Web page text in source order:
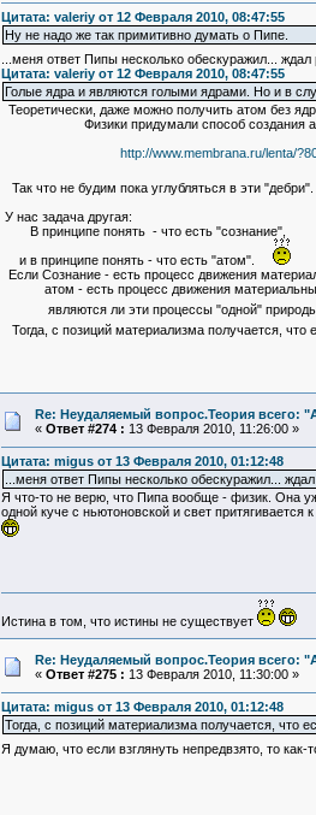
Цитата: valeriy от 12 Февраля 2010, 08:47:55
Ну не надо же так примитивно думать о Пипе.
...меня ответ Пипы несколько обескуражил...
Цитата: valeriy от 12 Февраля 2010, 08:47:55
Голые ядра и являются голыми ядрами. Но и в
Теоретически, даже можно получить атом без
Физики придумали способ создания
http://www.membrana.ru/lenta/
Так что не будим пока углубляться в эти
У нас задача другая:
В принципе понять - что есть "сознание",
и в принципе понять - что есть "атом".
Если Сознание - есть процесс движения
атом - есть процесс движения
являются ли эти процессы "одной"
Тогда, с позиций материализма получается,
Re: Неудаляемый вопрос.Теория всего:
« Ответ #274 : 13 Февраля 2010, 11:26:00 »
Цитата: migus от 13 Февраля 2010, 01:12:48
...меня ответ Пипы несколько обескуражил...
Я что-то не верю, что Пипа вообще - физик. Она
одной куче с ньютоновской и свет
Истина в том, что истины не существует
Re: Неудаляемый вопрос.Теория всего:
« Ответ #275 : 13 Февраля 2010, 11:30:00 »
Цитата: migus от 13 Февраля 2010, 01:12:48
Тогда, с позиций материализма получается, что
Я думаю, что если взглянуть непредвзято, то